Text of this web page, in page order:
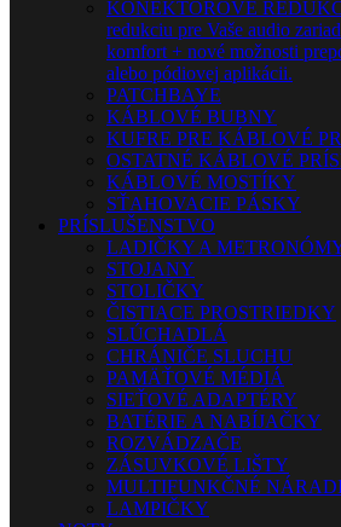
KONEKTOROVÉ
redukciu pre Vaše audio
komfort + nové možnosti
alebo pódiovej aplikácii.
PATCHBAYE
KÁBLOVÉ BUBNY
KUFRE PRE KÁBLOVÉ
OSTATNÉ KÁBLOVÉ
KÁBLOVÉ MOSTÍKY
SŤAHOVACIE PÁSKY
PRÍSLUŠENSTVO
LADIČKY A
STOJANY
STOLIČKY
ČISTIACE PROSTRIEDKY
SLÚCHADLÁ
CHRÁNIČE SLUCHU
PAMÄŤOVÉ MÉDIÁ
SIEŤOVÉ ADAPTÉRY
BATÉRIE A NABÍJAČKY
ROZVÁDZAČE
ZÁSUVKOVÉ LIŠTY
MULTIFUNKČNÉ
LAMPIČKY